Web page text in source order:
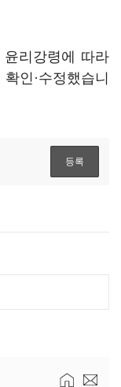
리강령에 따라
인·수정했습니